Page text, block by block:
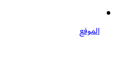
الموقع